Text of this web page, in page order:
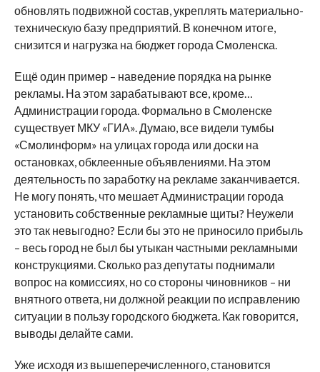
обновлять подвижной состав, укреплять материально-
техническую базу предприятий. В конечном итоге,
снизится и нагрузка на бюджет города Смоленска.
Ещё один пример – наведение порядка на рынке
рекламы. На этом зарабатывают все, кроме…
Администрации города. Формально в Смоленске
существует МКУ «ГИА». Думаю, все видели тумбы
«Смолинформ» на улицах города или доски на
остановках, обклеенные объявлениями. На этом
деятельность по заработку на рекламе заканчивается.
Не могу понять, что мешает Администрации города
установить собственные рекламные щиты? Неужели
это так невыгодно? Если бы это не приносило прибыль
– весь город не был бы утыкан частными рекламными
конструкциями. Сколько раз депутаты поднимали
вопрос на комиссиях, но со стороны чиновников – ни
внятного ответа, ни должной реакции по исправлению
ситуации в пользу городского бюджета. Как говорится,
выводы делайте сами.
Уже исходя из вышеперечисленного, становится